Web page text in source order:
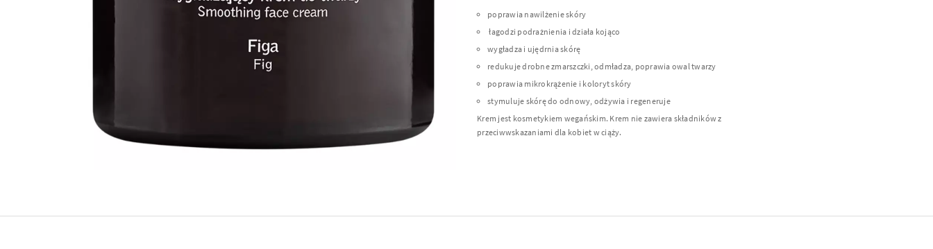
poprawia nawilżenie skóry
łagodzi podrażnienia i działa kojąco
wygładza i ujędrnia skórę
redukuje drobne zmarszczki, odmładza, poprawia owal twarzy
poprawia mikrokrążenie i koloryt skóry
stymuluje skórę do odnowy, odżywia i regeneruje
Krem jest kosmetykiem wegańskim. Krem nie zawiera składników z
przeciwwskazaniami dla kobiet w ciąży.